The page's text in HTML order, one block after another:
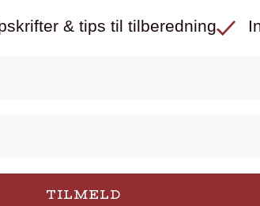
& tips til tilberedning
TILMELD